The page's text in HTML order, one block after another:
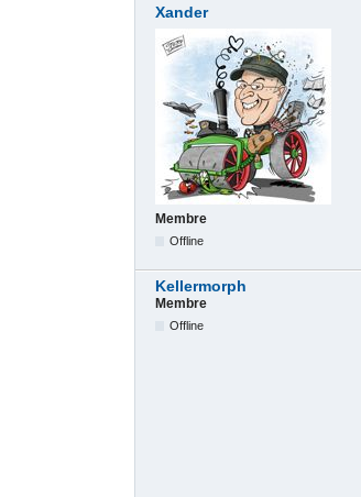
Xander
Membre
Offline
Kellermorph
Membre
Offline